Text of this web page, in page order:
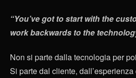
“You’ve got to start with the
work backwards to the
Non si parte dalla tecnologia per
Si parte dal cliente,